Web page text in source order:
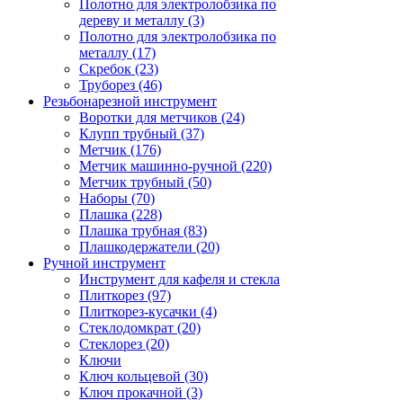
Полотно для электролобзика по
дереву и металлу (3)
Полотно для электролобзика по
металлу (17)
Скребок (23)
Труборез (46)
Резьбонарезной инструмент
Воротки для метчиков (24)
Клупп трубный (37)
Метчик (176)
Метчик машинно-ручной (220)
Метчик трубный (50)
Наборы (70)
Плашка (228)
Плашка трубная (83)
Плашкодержатели (20)
Ручной инструмент
Инструмент для кафеля и стекла
Плиткорез (97)
Плиткорез-кусачки (4)
Стеклодомкрат (20)
Стеклорез (20)
Ключи
Ключ кольцевой (30)
Ключ прокачной (3)